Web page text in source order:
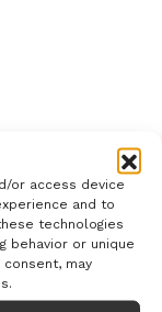
or access device
and to
technologies
behavior or unique
may